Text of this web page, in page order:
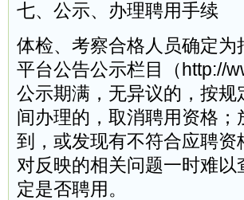
七、公示、办理聘用手续
体检、考察合格人员确定
平台公告公示栏目（http://
公示期满，无异议的，按
间办理的，取消聘用资格
到，或发现有不符合应聘
对反映的相关问题一时难
定是否聘用。